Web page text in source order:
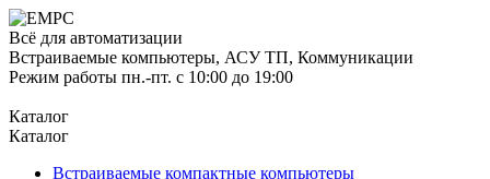
Всё для автоматизации
Встраиваемые компьютеры, АСУ ТП, Коммуникации
Режим работы пн.-пт. с 10:00 до 19:00
Каталог
Каталог
Встраиваемые компактные компьютеры